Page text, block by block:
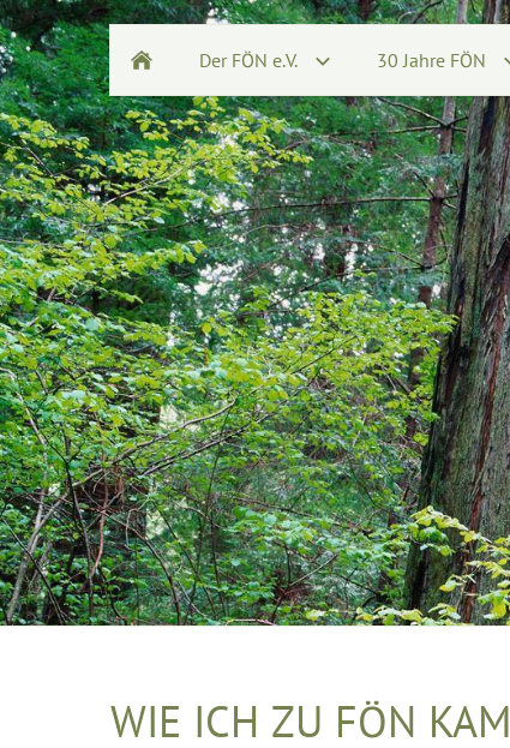
Der FÖN e.V. 30 Jahre FÖN
WIE ICH ZU FÖN KAM